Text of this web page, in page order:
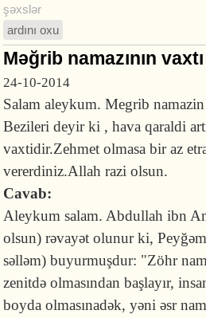
şəxslər
ardını oxu
Məğrib namazının
24-10-2014
Salam aleykum. Megrib
Bezileri deyir ki , hava qaraldi
vaxtidir.Zehmet olmasa bir az
vererdiniz.Allah razi olsun.
Cavab:
Aleykum salam. Abdullah ibn
olsun) rəvayət olunur ki,
səlləm) buyurmuşdur: "Zöhr
zenitdə olmasından başlayır,
boyda olmasınadək, yəni əsr